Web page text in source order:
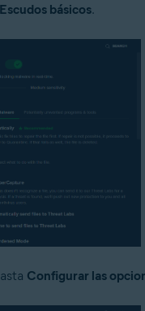
Escudos básicos.
Configurar las